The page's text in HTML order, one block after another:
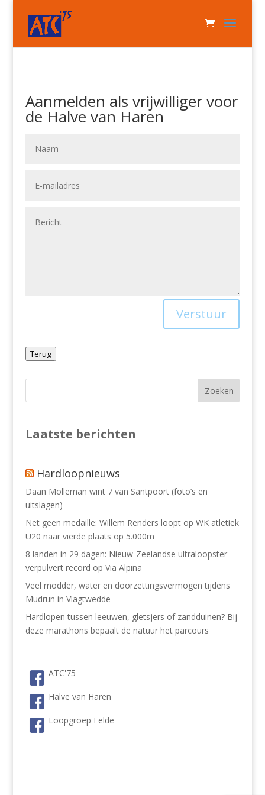
Aanmelden als vrijwilliger voor
de Halve van Haren
Verstuur
Terug
Laatste berichten
Hardloopnieuws
Daan Molleman wint 7 van Santpoort (foto’s en
uitslagen)
Net geen medaille: Willem Renders loopt op WK atletiek
U20 naar vierde plaats op 5.000m
8 landen in 29 dagen: Nieuw-Zeelandse ultraloopster
verpulvert record op Via Alpina
Veel modder, water en doorzettingsvermogen tijdens
Mudrun in Vlagtwedde
Hardlopen tussen leeuwen, gletsjers of zandduinen? Bij
deze marathons bepaalt de natuur het parcours
ATC'75
Halve van Haren
Loopgroep Eelde